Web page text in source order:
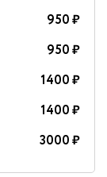
950₽
950₽
1400₽
1400₽
3000₽